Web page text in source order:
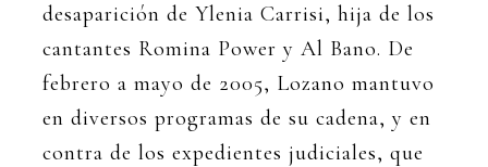
desaparición de Ylenia Carrisi, hija de los
cantantes Romina Power y Al Bano. De
febrero a mayo de 2005, Lozano mantuvo
en diversos programas de su cadena, y en
contra de los expedientes judiciales, que